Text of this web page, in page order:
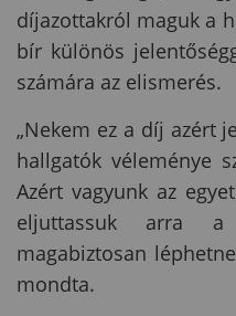
díjazottakról maguk a
bír különös
számára az elismerés.
„Nekem ez a díj azért
hallgatók véleménye
Azért vagyunk az
eljuttassuk arra a
magabiztosan
mondta.